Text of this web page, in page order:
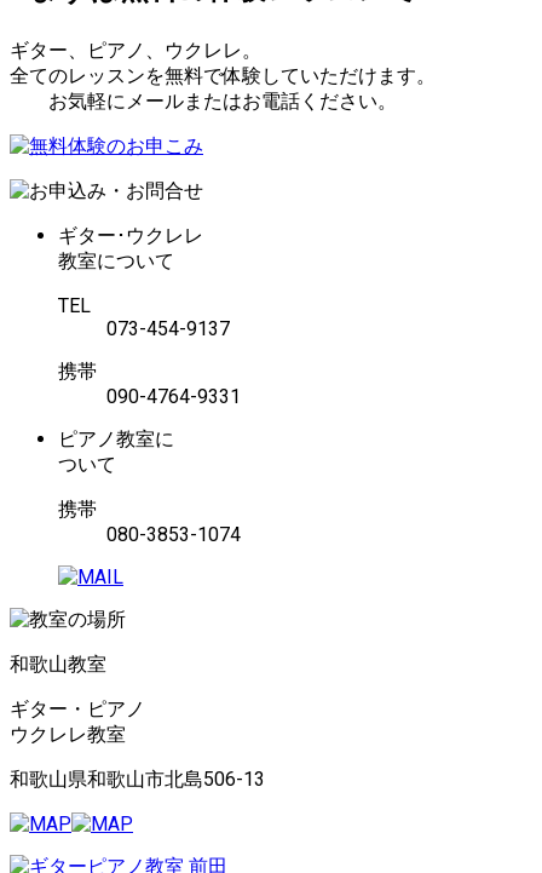
ギター、ピアノ、ウクレレ。
全てのレッスンを無料で体験していただけます。
お気軽にメールまたはお電話ください。
ギター･ウクレレ
教室について
TEL
073-454-9137
携帯
090-4764-9331
ピアノ教室に
ついて
携帯
080-3853-1074
和歌山教室
ギター・ピアノ
ウクレレ教室
和歌山県和歌山市北島506-13